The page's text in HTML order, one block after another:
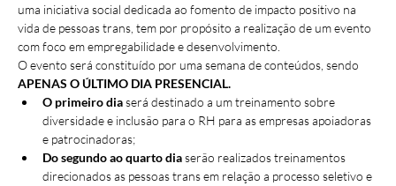
uma iniciativa social dedicada ao fomento de impacto positivo na
vida de pessoas trans, tem por propósito a realização de um evento
com foco em empregabilidade e desenvolvimento.
O evento será constituído por uma semana de conteúdos, sendo
APENAS O ÚLTIMO DIA PRESENCIAL.
O primeiro dia será destinado a um treinamento sobre
diversidade e inclusão para o RH para as empresas apoiadoras
e patrocinadoras;
Do segundo ao quarto dia serão realizados treinamentos
direcionados as pessoas trans em relação a processo seletivo e